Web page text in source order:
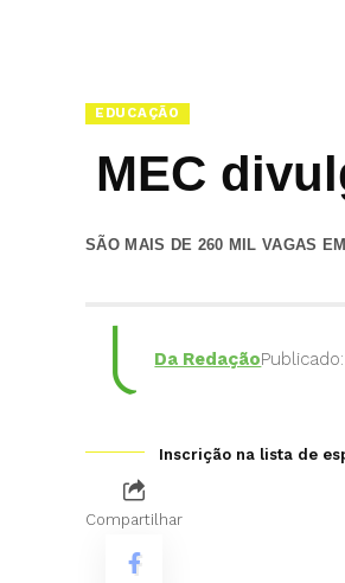
EDUCAÇÃO
MEC
SÃO MAIS DE 260 MIL VAGAS
Da Redação
Inscrição na lista de
Compartilhar